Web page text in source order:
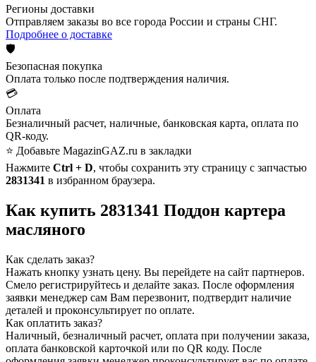
Регионы доставки
Отправляем заказы во все города России и страны СНГ.
Подробнее о доставке
🛡️
Безопасная покупка
Оплата только после подтверждения наличия.
💳
Оплата
Безналичный расчет, наличные, банковская карта, оплата по
QR-коду.
⭐ Добавьте MagazinGAZ.ru в закладки
Нажмите Ctrl + D, чтобы сохранить эту страницу с запчастью
2831341 в избранном браузера.
Как купить 2831341 Поддон картера
масляного
Как сделать заказ?
Нажать кнопку узнать цену. Вы перейдете на сайт партнеров.
Смело регистрируйтесь и делайте заказ. После оформления
заявки менеджер сам Вам перезвонит, подтвердит наличие
деталей и проконсультирует по оплате.
Как оплатить заказ?
Наличный, безналичный расчет, оплата при получении заказа,
оплата банковской карточкой или по QR коду. После